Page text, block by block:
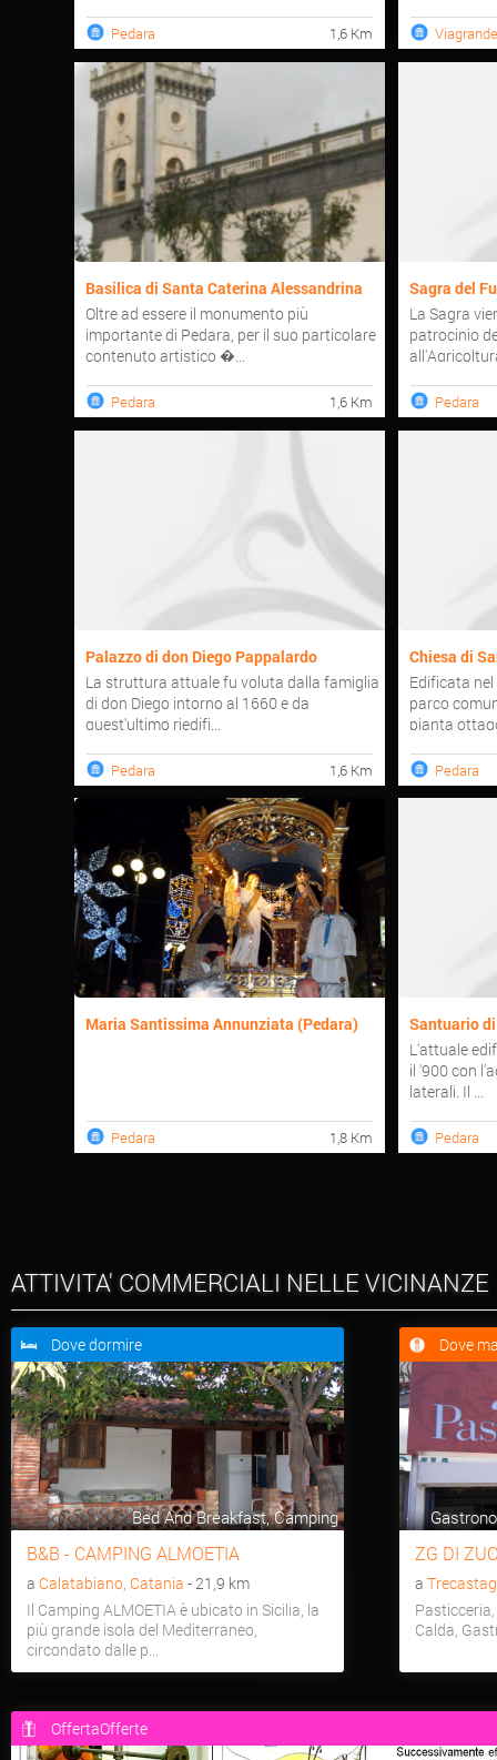
Pedara 1,6 Km Viagrande
Basilica di Santa Caterina Alessandrina
Oltre ad essere il monumento più
importante di Pedara, per il suo particolare
contenuto artistico �...
Pedara 1,6 Km
Sagra del
La Sagra
patrocinio
Pedara
Palazzo di don Diego Pappalardo
La struttura attuale fu voluta dalla famiglia
di don Diego intorno al 1660 e da
quest'ultimo riedifi...
Pedara 1,6 Km
Chiesa di
Edificata
parco
pianta
Pedara
Maria Santissima Annunziata (Pedara)
Pedara 1,8 Km
Santuario
L'attuale
il '900 con
laterali. Il ...
Pedara
ATTIVITA' COMMERCIALI NELLE VICINANZE
Dove dormire
Bed And Breakfast, Camping
B&B - CAMPING ALMOETIA
a Calatabiano, Catania - 21,9 km
Il Camping ALMOETIA è ubicato in Sicilia, la
più grande isola del Mediterraneo,
circondato dalle p...
Dove
ZG DI
a
Calda,
OffertaOfferte